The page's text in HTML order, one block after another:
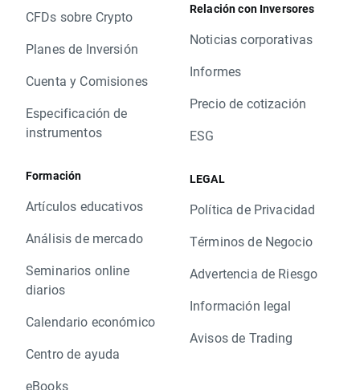
CFDs sobre Crypto
Planes de Inversión
Cuenta y Comisiones
Especificación de
instrumentos
Formación
Artículos educativos
Análisis de mercado
Seminarios online
diarios
Calendario económico
Centro de ayuda
eBooks
Relación con Inversores
Noticias corporativas
Informes
Precio de cotización
ESG
LEGAL
Política de Privacidad
Términos de Negocio
Advertencia de Riesgo
Información legal
Avisos de Trading